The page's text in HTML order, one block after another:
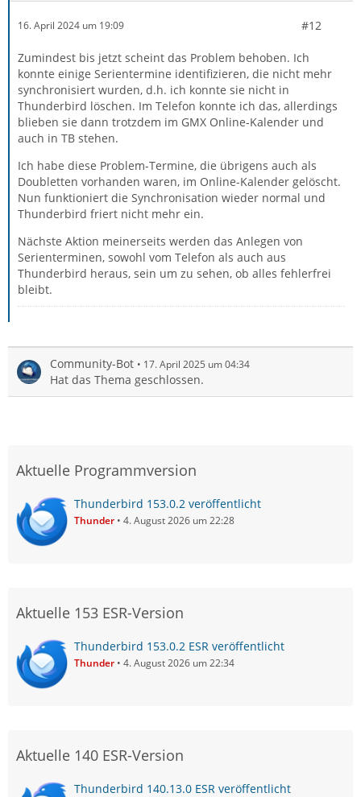
16. April 2024 um 19:09 #12
Zumindest bis jetzt scheint das Problem behoben. Ich
konnte einige Serientermine identifizieren, die nicht mehr
synchronisiert wurden, d.h. ich konnte sie nicht in
Thunderbird löschen. Im Telefon konnte ich das, allerdings
blieben sie dann trotzdem im GMX Online-Kalender und
auch in TB stehen.
Ich habe diese Problem-Termine, die übrigens auch als
Doubletten vorhanden waren, im Online-Kalender gelöscht.
Nun funktioniert die Synchronisation wieder normal und
Thunderbird friert nicht mehr ein.
Nächste Aktion meinerseits werden das Anlegen von
Serienterminen, sowohl vom Telefon als auch aus
Thunderbird heraus, sein um zu sehen, ob alles fehlerfrei
bleibt.
Community-Bot 17. April 2025 um 04:34
Hat das Thema geschlossen.
Aktuelle Programmversion
Thunderbird 153.0.2 veröffentlicht
Thunder 4. August 2026 um 22:28
Aktuelle 153 ESR-Version
Thunderbird 153.0.2 ESR veröffentlicht
Thunder 4. August 2026 um 22:34
Aktuelle 140 ESR-Version
Thunderbird 140.13.0 ESR veröffentlicht